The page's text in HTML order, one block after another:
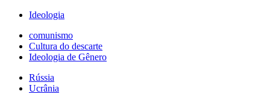
Ideologia
comunismo
Cultura do descarte
Ideologia de Gênero
Rússia
Ucrânia